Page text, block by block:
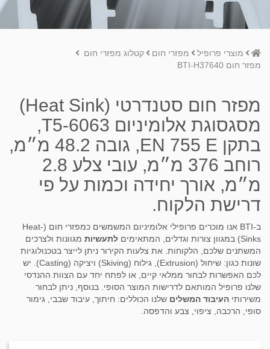
Homeמוצרי פרופיל מפזרי חום
קטלוג מפזרי חום
מפזר חום BTI-H37640
מפזר חום סטנדרטי (Heat Sink)
מסגסוגת אלומיניום T5-6063,
בתקן EN 755 E, גובה 48.2 מ״מ,
רוחב 376 מ״מ, עובי צלע 2.8
מ״מ, אורך יחידה וכמות על פי
דרישת הלקוח.
ב-BTI אנו מוכרים פרופילי אלומיניום המשמשים כמפזרי חום (Heat-
Sinks) במגוון צורות וגדלים, המתאימים
לתעשיות מגוונות ולצרכים
המשתנים שלכם, הלקוחות. את צלעות הקירור ניתן לייצר בטכנולוגיות
שונות כגון: שיחול (Extrusion), גילוח (Skiving) ויציקה (Casting). יש
לכם האפשרות לבחור ממלאי קיים, או לפתח יחד עם הצוות ההנדסי
שלנו פרופיל המותאם לדרישות המוצר הסופי. בנוסף, ניתן לבחור
משירותי העיבוד המשלים שלנו הכוללים: חיתוך, עיבוד שבבי, גימור
סופי, הרכבה, ציפוי, צבע והדפסה.